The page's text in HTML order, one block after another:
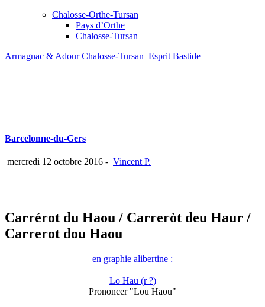
Chalosse-Orthe-Tursan
Pays d’Orthe
Chalosse-Tursan
Armagnac & Adour Chalosse-Tursan Esprit Bastide
Barcelonne-du-Gers
mercredi 12 octobre 2016 - Vincent P.
Carrérot du Haou / Carreròt deu Haur /
Carrerot dou Haou
en graphie alibertine :
Lo Hau (r ?)
Prononcer "Lou Haou"